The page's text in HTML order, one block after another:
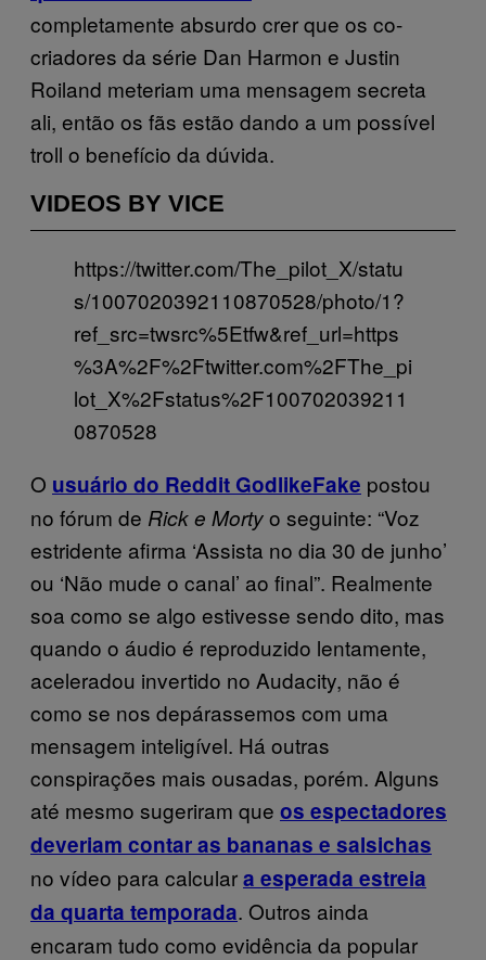
completamente absurdo crer que os co-
criadores da série Dan Harmon e Justin
Roiland meteriam uma mensagem secreta
ali, então os fãs estão dando a um possível
troll o benefício da dúvida.
VIDEOS BY VICE
https://twitter.com/The_pilot_X/statu
s/1007020392110870528/photo/1?
ref_src=twsrc%5Etfw&ref_url=https
%3A%2F%2Ftwitter.com%2FThe_pi
lot_X%2Fstatus%2F100702039211
0870528
O usuário do Reddit GodlikeFake postou
no fórum de Rick e Mortyo seguinte: “Voz
estridente afirma ‘Assista no dia 30 de junho’
ou ‘Não mude o canal’ ao final”. Realmente
soa como se algo estivesse sendo dito, mas
quando o áudio é reproduzido lentamente,
aceleradou invertido no Audacity, não é
como se nos depárassemos com uma
mensagem inteligível. Há outras
conspirações mais ousadas, porém. Alguns
até mesmo sugeriram que os espectadores
deveriam contar as bananas e salsichas
no vídeo para calculara esperada estreia
da quarta temporada. Outros ainda
encaram tudo como evidência da popular